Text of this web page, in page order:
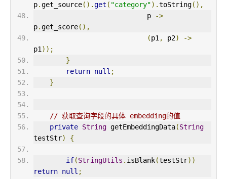
p.get_source().get ( "category").toString(),
                            p
->
p.get_score(),
(p1, p2)
->
p1));
}
return null ;
}
// 获取查询字段的具体 embedding的值
private String getEmbeddingData(String
testStr) {
if(StringUtils . isBlank(testStr))
return null ;